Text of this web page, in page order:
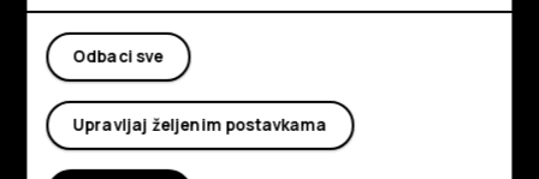
O kompaniji
Planet and people
Podrška
Odbaci sve
Upravljaj željenim postavkama